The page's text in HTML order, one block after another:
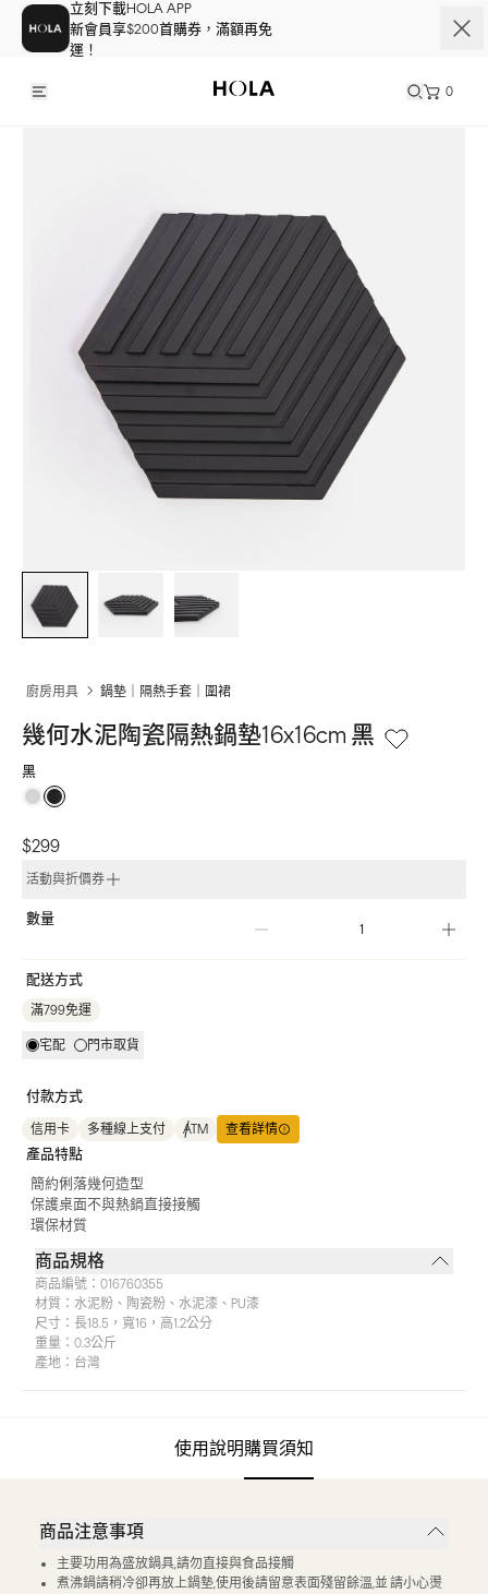
立刻下載HOLA APP
新會員享$200首購券，滿額再免
運！
0
廚房用具 鍋墊｜隔熱手套｜圍裙
幾何水泥陶瓷隔熱鍋墊16x16cm 黑
黑
$299
活動與折價券
數量
配送方式
滿799免運
宅配 門市取貨
付款方式
信用卡 多種線上支付 ATM 查看詳情
產品特點
簡約俐落幾何造型
保護桌面不與熱鍋直接接觸
環保材質
商品規格
商品編號： 016760355
材質： 水泥粉、陶瓷粉、水泥漆、PU漆
尺寸： 長18.5，寬16，高1.2公分
重量： 0.3公斤
產地： 台灣
使用說明購買須知
商品注意事項
主要功用為盛放鍋具,請勿直接與食品接觸
煮沸鍋請稍冷卻再放上鍋墊,使用後請留意表面殘留餘溫,並 請小心燙